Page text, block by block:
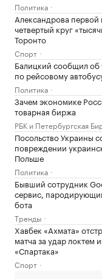
Политика
Александрова первой
четвертый круг
Торонто
Спорт
Балицкий сообщил
по рейсовому
Политика
Зачем экономике
товарная биржа
РБК и Петербургская
Посольство Украины
повреждении
Польше
Политика
Бывший сотрудник
сервис,
бота
Тренды
Хавбек «Ахмата»
матча за удар локтем
«Спартака»
Спорт